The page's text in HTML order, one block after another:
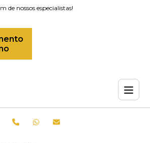
de nossos especialistas!